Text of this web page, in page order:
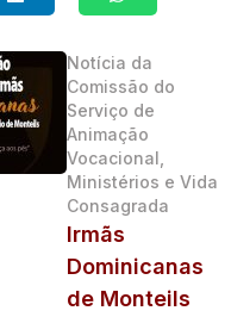
Notícia da
Comissão do
Serviço de
Animação
Vocacional,
Ministérios e Vida
Consagrada
Irmãs
Dominicanas
de Monteils